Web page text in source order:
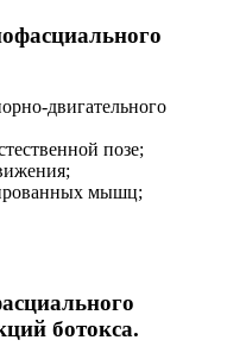
двигательного
позе;
мышц;
ботокса.